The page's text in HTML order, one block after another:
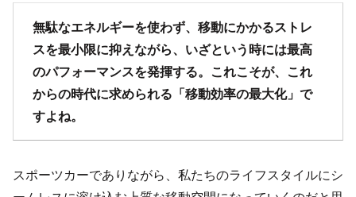
無駄なエネルギーを使わず、移動にかかるストレ
スを最小限に抑えながら、いざという時には最高
のパフォーマンスを発揮する。これこそが、これ
からの時代に求められる「移動効率の最大化」で
すよね。
スポーツカーでありながら、私たちのライフスタイルにシ